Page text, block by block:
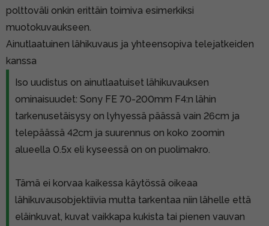
polttoväli onkin erittäin toimiva esimerkiksi
muotokuvaukseen.
Ainutlaatuinen lähikuvaus ja yhteensopiva telejatkeiden
kanssa
Iso uudistus on ainutlaatuiset lähikuvauksen
ominaisuudet: Sony FE 70-200mm F4:n lähin
tarkenusetäisysy on lyhyessä päässä vain 26cm ja
telepäässä 42cm ja suurennus on koko zoomin
alueella 0.5x eli kyseessä on on puolimakro.
Tämä ei korvaa kaikessa käytössä oikeaa
lähikuvausobjektiivia mutta tarkentaa niin lähelle että
eläinkuvat, kuvat vaikkapa kukista tai pienen vauvan